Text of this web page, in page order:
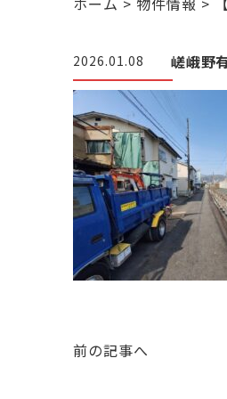
2026.01.08 嵯峨野
前の記事へ